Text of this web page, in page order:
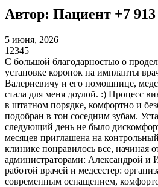
Автор: Пациент +7
5 июня, 2026
1 2345
С большой благодарностью о
установке коронок на импланты​
Валериевичу и его помощнице,
стала для меня доулой. :) Процесс
в штатном порядке, комфортно и
подобран в тон соседним зубам.
следующий день не было
месяцев приглашена на
клинике понравилось все, начиная
администраторами: Александрой и
работой врачей и медсестер:
современным оснащением,